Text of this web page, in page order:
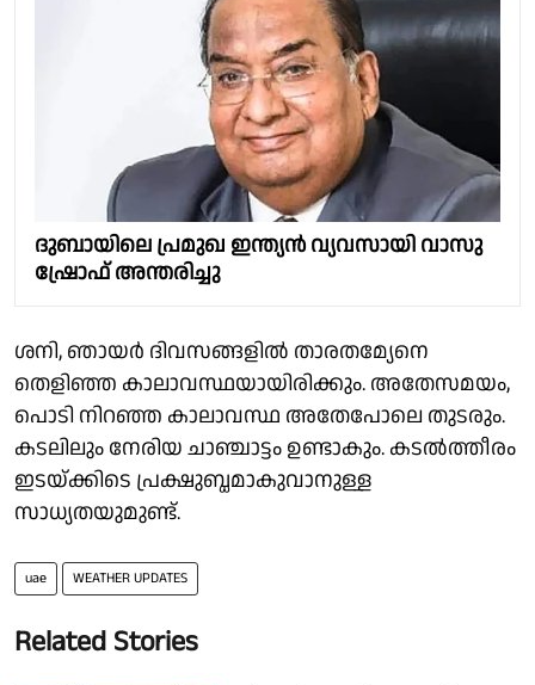
ദുബായിലെ പ്രമുഖ ഇന്ത്യന്‍ വ്യവസായി വാസു
ഷ്രോഫ് അന്തരിച്ചു
ശനി, ഞായർ ദിവസങ്ങളിൽ താരതമ്യേനെ
തെളിഞ്ഞ കാലാവസ്ഥയായിരിക്കും. അതേസമയം,
പൊടി നിറഞ്ഞ കാലാവസ്ഥ അതേപോലെ തുടരും.
കടലിലും നേരിയ ചാഞ്ചാട്ടം ഉണ്ടാകും. കടൽത്തീരം
ഇടയ്ക്കിടെ പ്രക്ഷുബ്ധമാകുവാനുള്ള
സാധ്യതയുമുണ്ട്.
uae WEATHER UPDATES
Related Stories